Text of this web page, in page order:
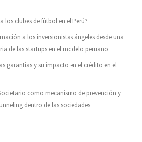
los clubes de fútbol en el Perú?
a los inversionistas ángeles desde una
de las startups en el modelo peruano
garantías y su impacto en el crédito en el
como mecanismo de prevención y
dentro de las sociedades